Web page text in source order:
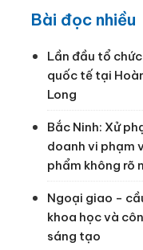
Bài đọc nhiều
Lần đầu tổ
quốc tế tại
Long
Bắc Ninh: Xử
doanh vi phạm
phẩm không rõ
Ngoại giao -
khoa học và
sáng tạo